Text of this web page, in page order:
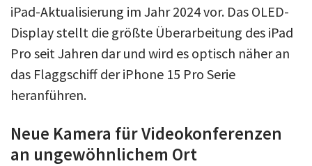
iPad-Aktualisierung im Jahr 2024 vor. Das OLED-
Display stellt die größte Überarbeitung des iPad
Pro seit Jahren dar und wird es optisch näher an
das Flaggschiff der iPhone 15 Pro Serie
heranführen.
Neue Kamera für Videokonferenzen
an ungewöhnlichem Ort